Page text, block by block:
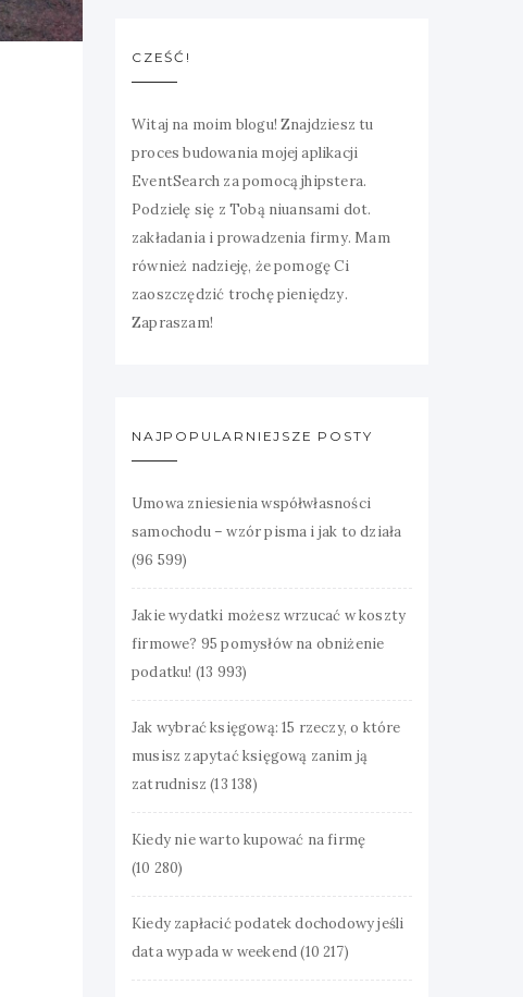
CZEŚĆ!
Witaj na moim blogu! Znajdziesz tu
proces budowania mojej aplikacji
EventSearch za pomocą jhipstera.
Podzielę się z Tobą niuansami dot.
zakładania i prowadzenia firmy. Mam
również nadzieję, że pomogę Ci
zaoszczędzić trochę pieniędzy.
Zapraszam!
NAJPOPULARNIEJSZE POSTY
Umowa zniesienia współwłasności
samochodu – wzór pisma i jak to działa
(96 599)
Jakie wydatki możesz wrzucać w koszty
firmowe? 95 pomysłów na obniżenie
podatku! (13 993)
Jak wybrać księgową: 15 rzeczy, o które
musisz zapytać księgową zanim ją
zatrudnisz (13 138)
Kiedy nie warto kupować na firmę
(10 280)
Kiedy zapłacić podatek dochodowy jeśli
data wypada w weekend(10 217)